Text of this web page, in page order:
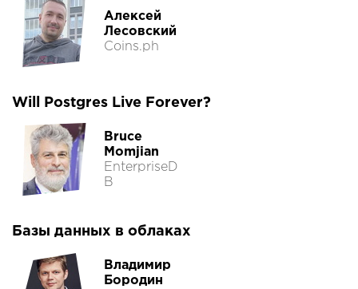
Алексей
Лесовский
Coins.ph
Will Postgres Live Forever?
Bruce
Momjian
EnterpriseD
B
Базы данных в облаках
Владимир
Бородин